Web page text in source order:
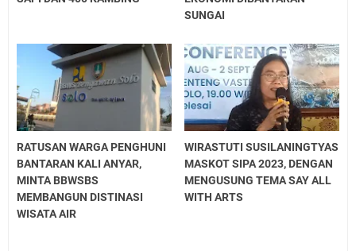
SUNGAI
RATUSAN WARGA PENGHUNI
BANTARAN KALI ANYAR,
MINTA BBWSBS
MEMBANGUN DISTINASI
WISATA AIR
WIRASTUTI SUSILANINGTYAS
MASKOT SIPA 2023, DENGAN
MENGUSUNG TEMA SAY ALL
WITH ARTS